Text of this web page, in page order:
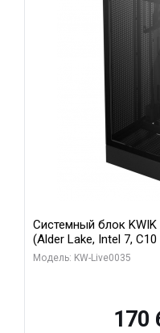
Системный блок KWIK
(Alder Lake, Intel 7,
Sinotex GTX1650 4GB
Модель: KW-Live0035
170